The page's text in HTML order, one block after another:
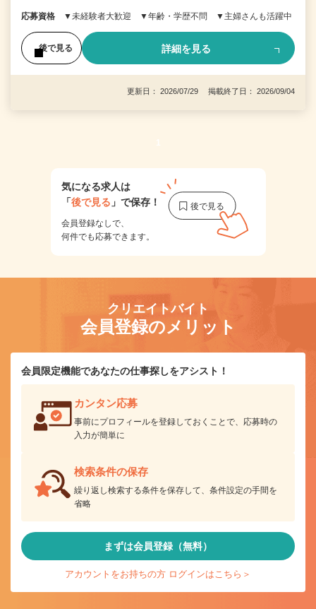
応募資格 ▼未経験者大歓迎 ▼年齢・学歴不問 ▼主婦さんも活躍中
後で見る 詳細を見る
更新日： 2026/07/29 掲載終了日： 2026/09/04
1
気になる求人は
「後で見る 」で保存！
会員登録なしで、
何件でも応募できます。
クリエイトバイト
会員登録のメリット
会員限定機能であなたの仕事探しをアシスト！
カンタン応募
事前にプロフィールを登録しておくことで、応募時の
入力が簡単に
検索条件の保存
繰り返し検索する条件を保存して、条件設定の手間を
省略
まずは会員登録（無料）
アカウントをお持ちの方 ログインはこちら＞